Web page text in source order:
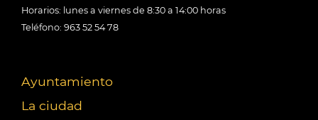
Horarios: lunes a viernes de 8:30 a 14:00 horas
Teléfono: 963 52 54 78
Ayuntamiento
La ciudad